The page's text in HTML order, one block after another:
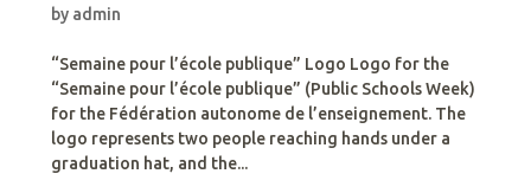
by admin
“Semaine pour l’école publique” Logo Logo for the
“Semaine pour l’école publique” (Public Schools Week)
for the Fédération autonome de l’enseignement. The
logo represents two people reaching hands under a
graduation hat, and the...